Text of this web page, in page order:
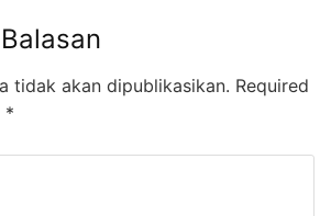
tidak akan dipublikasikan. Required
*